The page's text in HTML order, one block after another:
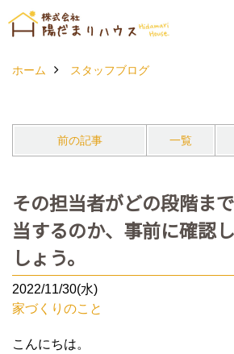
ホーム スタッフブログ
前の記事 一覧
その担当者がどの段階ま
当するのか、事前に確認
しょう。
2022/11/30(水)
家づくりのこと
こんにちは。